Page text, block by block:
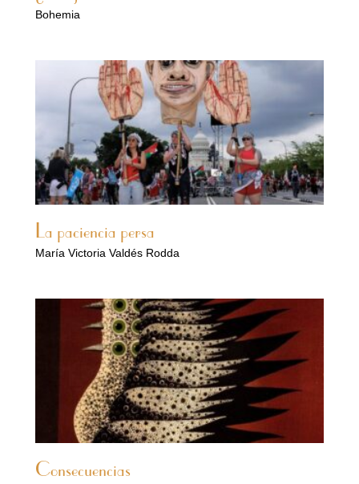
Bohemia
La paciencia persa
María Victoria Valdés Rodda
Consecuencias